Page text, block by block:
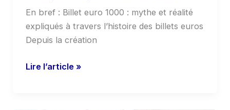
En bref : Billet euro 1000 : mythe et réalité
expliqués à travers l’histoire des billets euros
Depuis la création
Lire l’article »